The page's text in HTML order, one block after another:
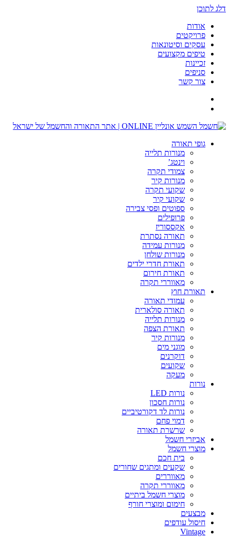
דלג לתוכן
אודות
פרויקטים
עסקים וסיטונאות
טיפים מקצועים
זכיינות
סניפים
צור קשר
גופי תאורה
מנורות תלייה
וינטג’
צמודי תקרה
מנורות קיר
שקועי תקרה
שקועי קיר
ספוטים ופסי צבירה
פרופילים
אקססוריז
תאורה נסתרת
מנורות עמידה
מנורות שולחן
תאורת חדרי ילדים
תאורת חירום
מאווררי תקרה
תאורת חוץ
עמודי תאורה
תאורה סולארית
מנורות תלייה
תאורת הצפה
מנורות קיר
מוגני מים
דוקרנים
שקועים
מעקה
נורות
נורות LED
נורות חסכון
נורות לד דקורטיביים
דמוי פחם
שרשרת תאורה
אביזרי חשמל
מוצרי חשמל
בית חכם
שקעים ומתגים שחורים
מאווררים
מאווררי תקרה
מוצרי חשמל ביתיים
חימום ומוצרי חורף
מבצעים
חיסול עודפים
Vintage